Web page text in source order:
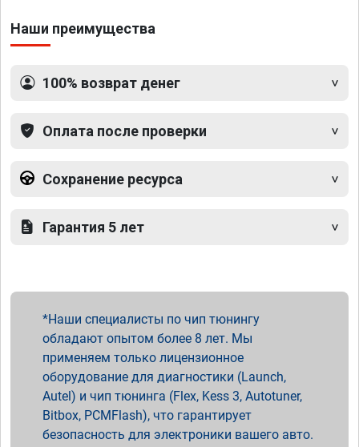
Наши преимущества
100% возврат денег
Оплата после проверки
Сохранение ресурса
Гарантия 5 лет
Наши специалисты по чип тюнингу
обладают опытом более 8 лет. Мы
применяем только лицензионное
оборудование для диагностики (Launch,
Autel) и чип тюнинга (Flex, Kess 3, Autotuner,
Bitbox, PCMFlash), что гарантирует
безопасность для электроники вашего авто.